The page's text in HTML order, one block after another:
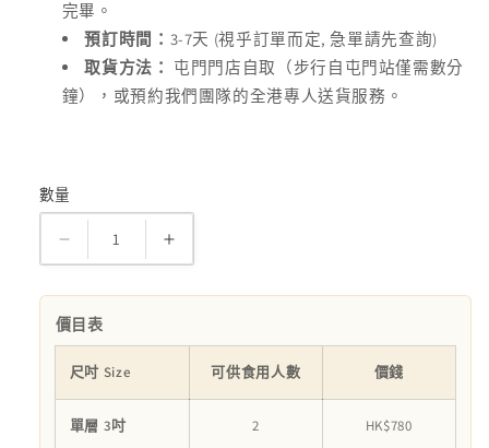
完畢。
預訂時間： 3-7天 (視乎訂單而定,急單請先查詢)
取貨方法：
屯門門店自取（步行自屯門站僅需數分
鐘），或預約我們團隊的全港專人送貨服務。
數
數量
公
仔
糖
皮
蛋
仔
皮
價目表
尺吋 Size 可供食用人數 價錢
單層 3吋 2 HK$780